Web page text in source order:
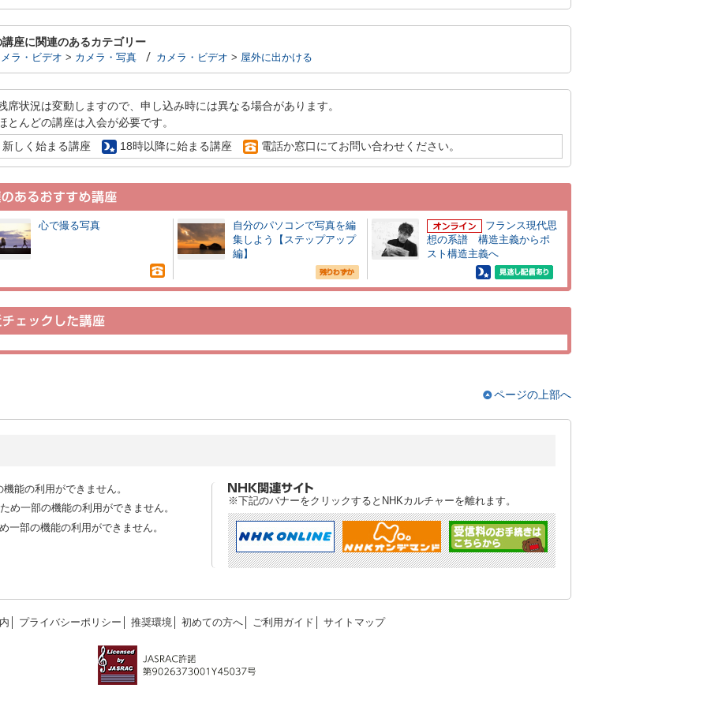
講座に関連のあるカテゴリー
ラ・ビデオ > カメラ・写真 カメラ・ビデオ > 屋外に出かける
席状況は変動しますので、申し込み時には異なる場合があります。
とんどの講座は入会が必要です。
新しく始まる講座
18時以降に始まる講座 電話か窓口にてお問い合わせください。
心で撮る写真
自分のパソコンで写真を編
集しよう【ステップアップ
編】
フランス現代思
想の系譜 構造主義からポ
スト構造主義へ
ページの上部へ
能の利用ができません。
め一部の機能の利用ができません。
一部の機能の利用ができません。
※下記のバナーをクリックするとNHKカルチャーを離れます。
プライバシーポリシー 推奨環境 初めての方へ ご利用ガイド サイトマップ